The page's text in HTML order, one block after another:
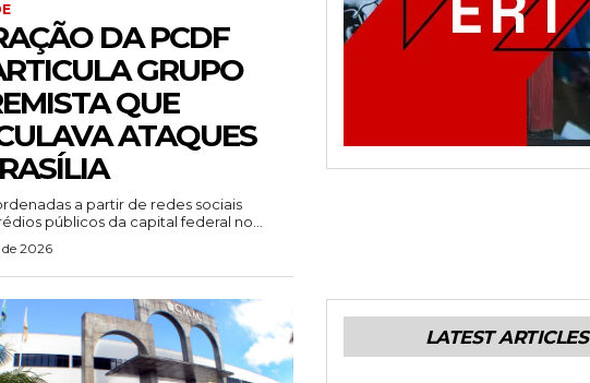
DA PCDF
GRUPO
QUE
ATAQUES
a partir de redes sociais
públicos da capital federal no...
2026
LATEST ARTICLES